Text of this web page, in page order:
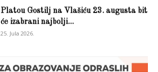
Platou Gostilj na Vlašiću 23. augusta bit
će izabrani najbolji...
25. Jula 2026.